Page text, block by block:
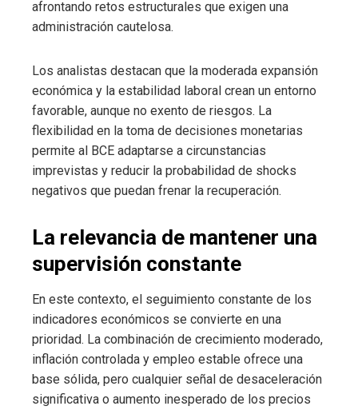
afrontando retos estructurales que exigen una
administración cautelosa.
Los analistas destacan que la moderada expansión
económica y la estabilidad laboral crean un entorno
favorable, aunque no exento de riesgos. La
flexibilidad en la toma de decisiones monetarias
permite al BCE adaptarse a circunstancias
imprevistas y reducir la probabilidad de shocks
negativos que puedan frenar la recuperación.
La relevancia de mantener una
supervisión constante
En este contexto, el seguimiento constante de los
indicadores económicos se convierte en una
prioridad. La combinación de crecimiento moderado,
inflación controlada y empleo estable ofrece una
base sólida, pero cualquier señal de desaceleración
significativa o aumento inesperado de los precios